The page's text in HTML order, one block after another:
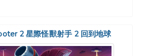
2 星際怪獸射手 2 回到地球